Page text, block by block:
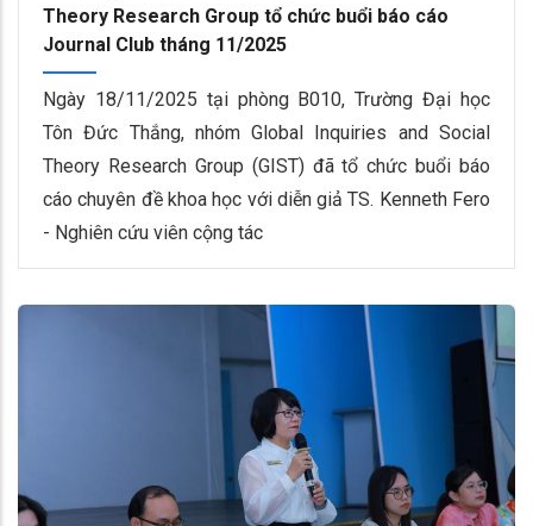
Theory Research Group tổ chức buổi báo cáo
Journal Club tháng 11/2025
Ngày 18/11/2025 tại phòng B010, Trường Đại học
Tôn Đức Thắng, nhóm Global Inquiries and Social
Theory Research Group (GIST) đã tổ chức buổi báo
cáo chuyên đề khoa học với diễn giả TS. Kenneth Fero
- Nghiên cứu viên cộng tác